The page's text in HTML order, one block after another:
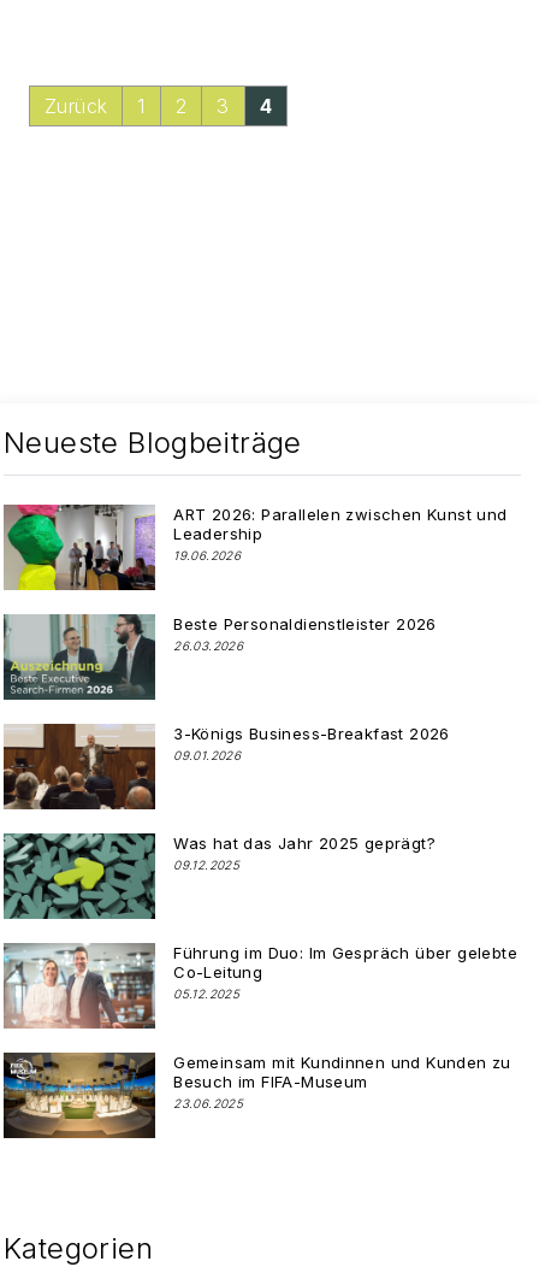
Zurück 1 2 3 4
Neueste Blogbeiträge
ART 2026: Parallelen zwischen Kunst und
Leadership
19.06.2026
Beste Personaldienstleister 2026
26.03.2026
3-Königs Business-Breakfast 2026
09.01.2026
Was hat das Jahr 2025 geprägt?
09.12.2025
Führung im Duo: Im Gespräch über gelebte
Co-Leitung
05.12.2025
Gemeinsam mit Kundinnen und Kunden zu
Besuch im FIFA-Museum
23.06.2025
Kategorien